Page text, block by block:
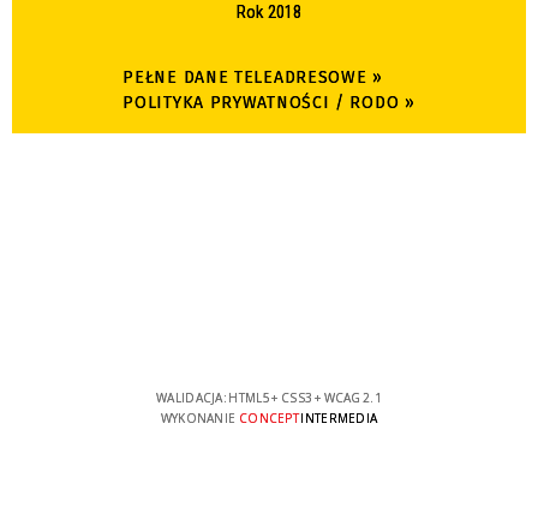
Rok 2018
PEŁNE DANE TELEADRESOWE »
POLITYKA PRYWATNOŚCI / RODO »
WALIDACJA: HTML5+ CSS3 + WCAG 2.1
WYKONANIE CONCEPTINTERMEDIA